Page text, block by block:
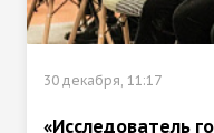
30 декабря, 11:17
«Исследователь